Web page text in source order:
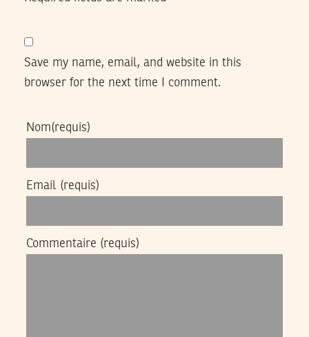
Save my name, email, and website in this
browser for the next time I comment.
Nom(requis)
Email (requis)
Commentaire (requis)